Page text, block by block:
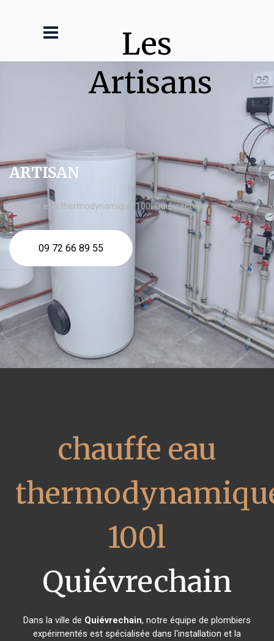
Les
Artisans
ARTISAN
chauffe eau thermodynamique 100l Quiévrechain
09 72 66 89 55
chauffe eau
100l
Quiévrechain
Dans la ville de Quiévrechain, notre équipe de plombiers
expérimentés est spécialisée dans l'installation et la